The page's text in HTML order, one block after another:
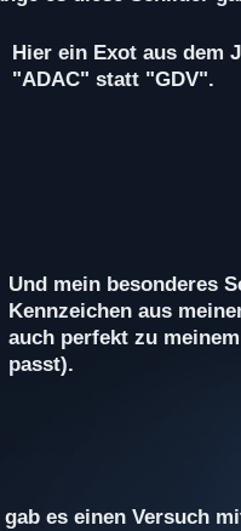
Hier ein Exot aus dem
"ADAC" statt "GDV".
Und mein besonderes
Kennzeichen aus
auch perfekt zu
passt).
gab es einen Versuch